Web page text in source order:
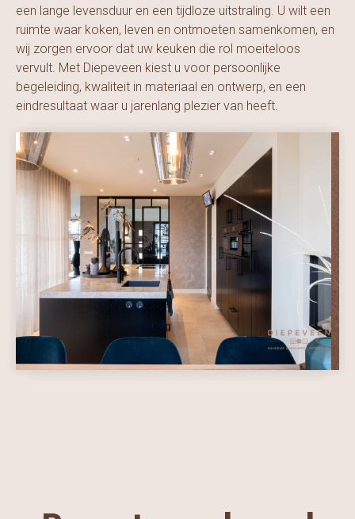
een lange levensduur en een tijdloze uitstraling. U wilt een
ruimte waar koken, leven en ontmoeten samenkomen, en
wij zorgen ervoor dat uw keuken die rol moeiteloos
vervult. Met Diepeveen kiest u voor persoonlijke
begeleiding, kwaliteit in materiaal en ontwerp, en een
eindresultaat waar u jarenlang plezier van heeft.